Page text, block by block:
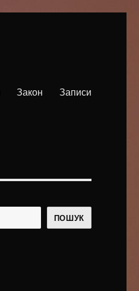
Закон Записи
ПОШУК